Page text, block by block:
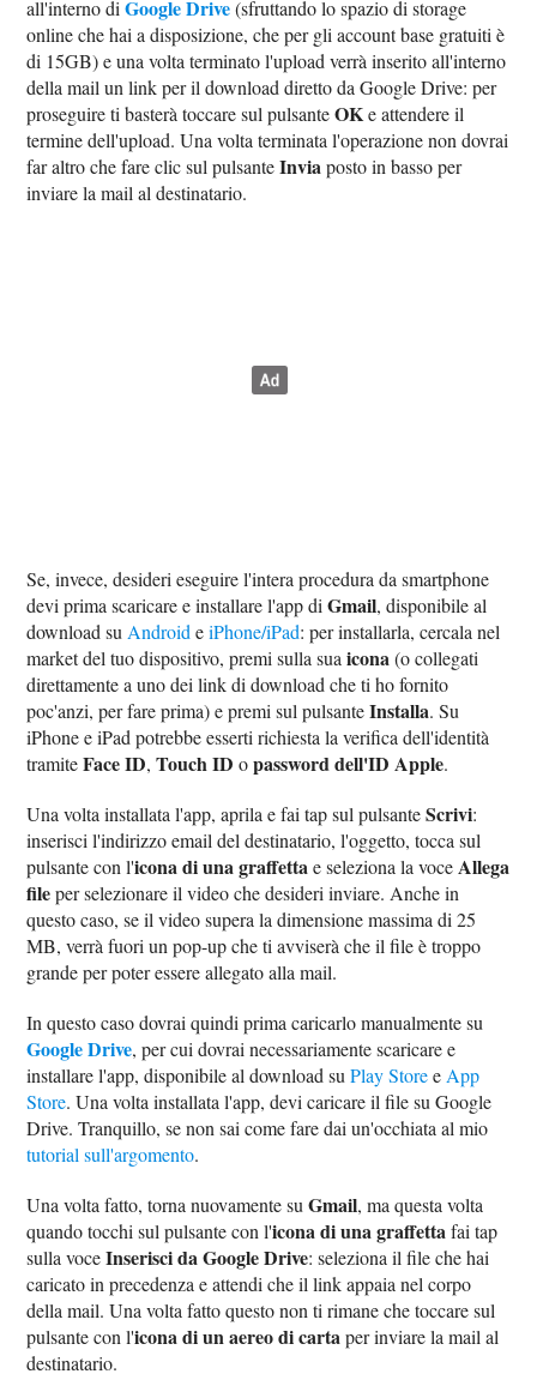
all'interno diGoogle Drive(sfruttando lo spazio di storage
online che hai a disposizione, che per gli account base gratuiti è
di 15GB) e una volta terminato l'upload verrà inserito all'interno
della mail un link per il download diretto da Google Drive: per
proseguire ti basterà toccare sul pulsanteOKe attendere il
termine dell'upload. Una volta terminata l'operazione non dovrai
far altro che fare clic sul pulsanteInviaposto in basso per
inviare la mail al destinatario.
Se, invece, desideri eseguire l'intera procedura da smartphone
devi prima scaricare e installare l'app diGmail, disponibile al
download su Android eiPhone/iPad: per installarla, cercala nel
market del tuo dispositivo, premi sulla suaicona(o collegati
direttamente a uno dei link di download che ti ho fornito
poc'anzi, per fare prima) e premi sul pulsanteInstalla. Su
iPhone e iPad potrebbe esserti richiesta la verifica dell'identità
tramiteFace ID,Touch ID opassword dell'ID Apple.
Una volta installata l'app, aprila e fai tap sul pulsanteScrivi:
inserisci l'indirizzo email del destinatario, l'oggetto, tocca sul
pulsante con l'icona di una graffettae seleziona la voce Allega
fileper selezionare il video che desideri inviare. Anche in
questo caso, se il video supera la dimensione massima di 25
MB, verrà fuori un pop-up che ti avviserà che il file è troppo
grande per poter essere allegato alla mail.
In questo caso dovrai quindi prima caricarlo manualmente su
Google Drive, per cui dovrai necessariamente scaricare e
installare l'app, disponibile al download suPlay Storee App
Store. Una volta installata l'app, devi caricare il file su Google
Drive. Tranquillo, se non sai come fare dai un'occhiata al mio
tutorial sull'argomento.
Una volta fatto, torna nuovamente suGmail, ma questa volta
quando tocchi sul pulsante con l'icona di una graffettafai tap
sulla voceInserisci da Google Drive: seleziona il file che hai
caricato in precedenza e attendi che il link appaia nel corpo
della mail. Una volta fatto questo non ti rimane che toccare sul
pulsante con l'icona di un aereo di cartaper inviare la mail al
destinatario.